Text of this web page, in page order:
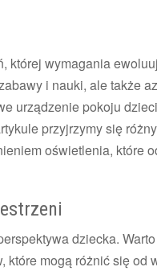
której wymagania
i nauki, ale także
urządzenie pokoju
przyjrzymy się
oświetlenia, które
dziecka.
które mogą różnić się od